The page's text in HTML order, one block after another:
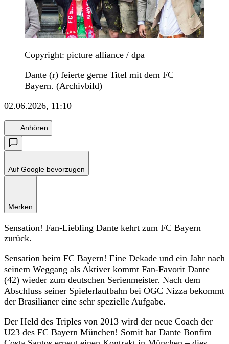
Copyright: picture alliance / dpa
Dante (r) feierte gerne Titel mit dem FC
Bayern. (Archivbild)
02.06.2026, 11:10
Anhören
Auf Google bevorzugen
Merken
Sensation! Fan-Liebling Dante kehrt zum FC Bayern
zurück.
Sensation beim FC Bayern! Eine Dekade und ein Jahr nach
seinem Weggang als Aktiver kommt Fan-Favorit Dante
(42) wieder zum deutschen Serienmeister. Nach dem
Abschluss seiner Spielerlaufbahn bei OGC Nizza bekommt
der Brasilianer eine sehr spezielle Aufgabe.
Der Held des Triples von 2013 wird der neue Coach der
U23 des FC Bayern München! Somit hat Dante Bonfim